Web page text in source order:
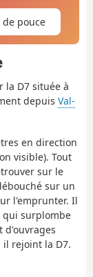
de pouce
la D7 située à
depuis Val-
en direction
visible). Tout
sur le
sur un
l'emprunter. Il
qui surplombe
d'ouvrages
il rejoint la D7.